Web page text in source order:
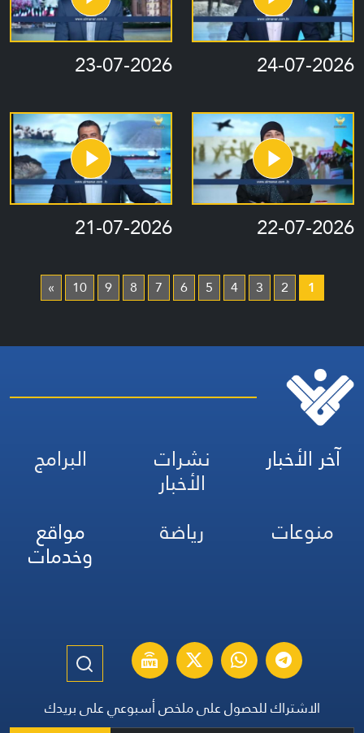
24-07-2026
23-07-2026
22-07-2026
21-07-2026
1
2
3
4
5
6
7
8
9
10
»
آخر الأخبار نشرات
الأخبار
البرامج
منوعات
رياضة مواقع
وخدمات
الاشتراك للحصول على ملخص أسبوعي على بريدك